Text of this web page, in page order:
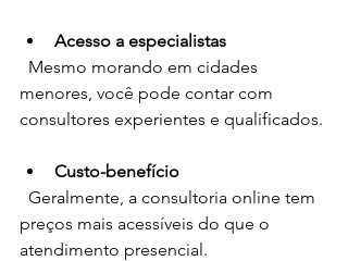
Acesso a especialistas
menores, você pode contar com
consultores experientes e qualificados.
Custo-benefício
preços mais acessíveis do que o
atendimento presencial.